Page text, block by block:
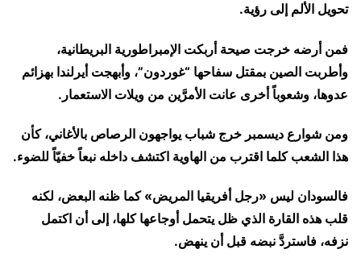
تحويل الألم إلى رؤية.
فمن أرضه خرجت صيحة أربكت الإمبراطورية البريطانية،
وأطربت الصين بمقتل سفاحها “غوردون”، وأبهجت أيرلندا بهزائم
عدوها، وشعوباً أخرى عانت الأمرَّين من ويلات الاستعمار.
ومن شوارع ديسمبر خرج شباب يواجهون الرصاص بالأغاني، كأن
هذا الشعب كلما اقترب من الهاوية اكتشف داخله نبعاً خفيّاً للضوء.
فالسودان ليس «رجل أفريقيا المريض» كما ظنه البعض، لكنه
قلب هذه القارة الذي ظل يتحمل أوجاعها كلها، إلى أن اكتمل
نزفه، فاستردَّ نبضه قبل أن ينهض.